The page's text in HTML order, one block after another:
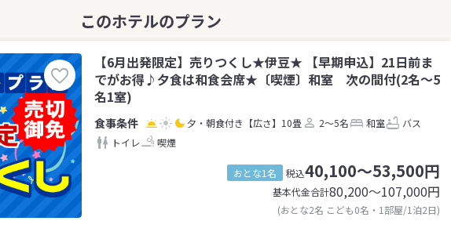
【6月出発限定】売りつくし★伊豆★ 【早期申込】21日前ま
でがお得♪夕食は和食会席★〔喫煙〕和室 次の間付(2名～5
名1室)
夕・朝食付き 【広さ】10畳 2～5名 和室
バス
トイレ
喫煙
おとな1名 税込40,100～53,500円
基本代金合計80,200〜107,000円
(おとな2名 こども0名・1部屋/1泊2日)